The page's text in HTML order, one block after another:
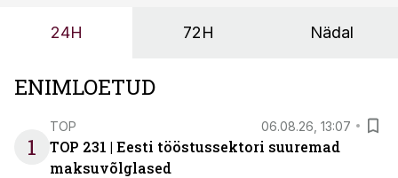
OÜ tegevjuht Sander Mitendorf.
24H 72H Nädal
ENIMLOETUD
1
TOP 06.08.26, 13:07
TOP 231 | Eesti tööstussektori suuremad
maksuvõlglased